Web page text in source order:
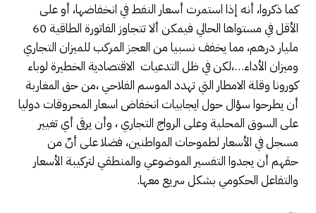
كما ذكروا، أنه إذا استمرت أسعار النفط في انخفاضها، أو على
الأقل في مستواها الحالي فيمكن ألا تتجاوز الفاتورة الطاقية 60
مليار درهم، مما يخفف نسبيا من العجز المركب للميزان التجاري
وميزان الأداء…،لكن في ظل التدعيات الاقتصادية الخطيرة لوباء
كورونا وقلة الامطار التي تهدد الموسم الفلاحي ،من حق المغاربة
أن يطرحوا سؤال حول ايجابيات انخفاض اسعار المحروقات دوليا
على السوق المحلية وعلى الرواج التجاري ، وأن يرقى أي تغيير
مسجل في الأسعار لطموحات المواطنين، فضلا على أنّ من
حقهم أن يجدوا التفسير الموضوعي والمنطقي لتركيبة الأسعار
والتفاعل الحكومي بشكل سريع معها.